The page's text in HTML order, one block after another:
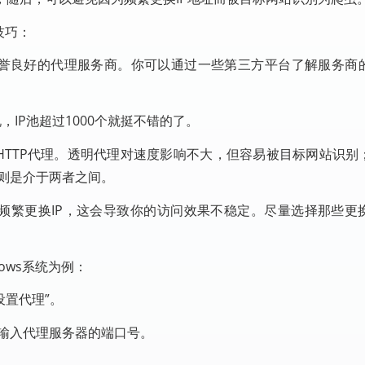
：
良好的代理服务商。你可以通过一些第三方平台了解服务商
IP池超过1000个就挺不错的了。
代理。透明代理对速度影响不大，但容易被目标网站识别
介于两者之间。
繁更换IP，这会导致你的访问效果不稳定。尽量选择那些更
系统为例：
代理”。
入代理服务器的端口号。